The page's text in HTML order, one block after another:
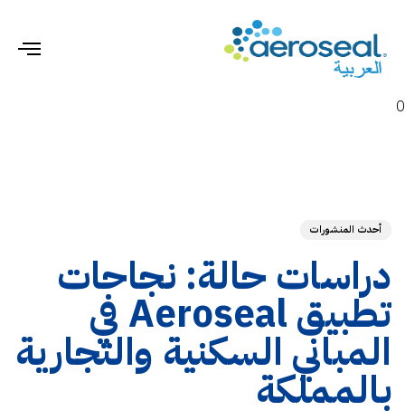
0
أحدث المنشورات
دراسات حالة: نجاحات
تطبيق Aeroseal في
المباني السكنية والتجارية
بالمملكة